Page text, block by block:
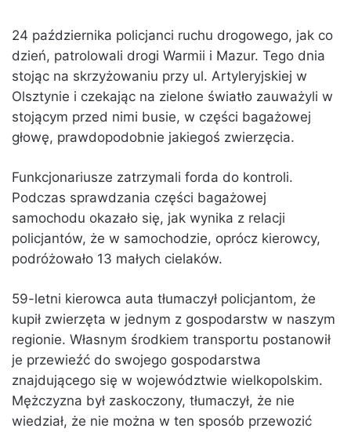
24 października policjanci ruchu drogowego, jak co
dzień, patrolowali drogi Warmii i Mazur. Tego dnia
stojąc na skrzyżowaniu przy ul. Artyleryjskiej w
Olsztynie i czekając na zielone światło zauważyli w
stojącym przed nimi busie, w części bagażowej
głowę, prawdopodobnie jakiegoś zwierzęcia.
Funkcjonariusze zatrzymali forda do kontroli.
Podczas sprawdzania części bagażowej
samochodu okazało się, jak wynika z relacji
policjantów, że w samochodzie, oprócz kierowcy,
podróżowało 13 małych cielaków.
59-letni kierowca auta tłumaczył policjantom, że
kupił zwierzęta w jednym z gospodarstw w naszym
regionie. Własnym środkiem transportu postanowił
je przewieźć do swojego gospodarstwa
znajdującego się w województwie wielkopolskim.
Mężczyzna był zaskoczony, tłumaczył, że nie
wiedział, że nie można w ten sposób przewozić